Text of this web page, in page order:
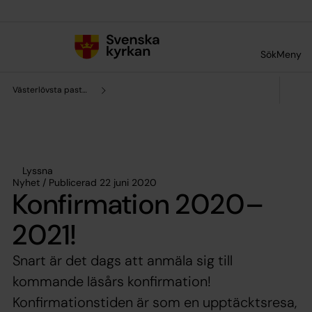
SökMeny
Västerlövsta pastorat
Lyssna
Nyhet / Publicerad 22 juni 2020
Konfirmation 2020–
2021!
Snart är det dags att anmäla sig till
kommande läsårs konfirmation!
Konfirmationstiden är som en upptäcktsresa,